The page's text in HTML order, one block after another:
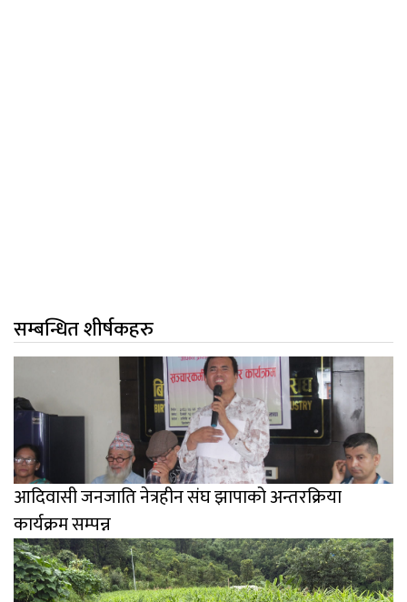
सम्बन्धित शीर्षकहरु
आदिवासी जनजाति नेत्रहीन संघ झापाको अन्तरक्रिया
कार्यक्रम सम्पन्न